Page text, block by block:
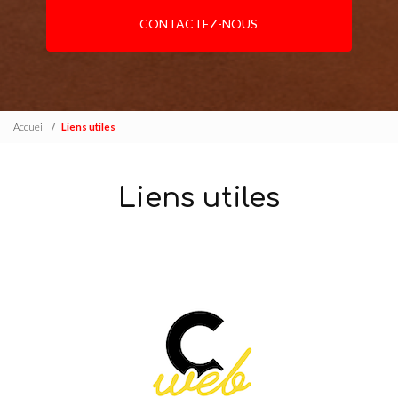
CONTACTEZ-NOUS
Accueil Liens utiles
Liens utiles